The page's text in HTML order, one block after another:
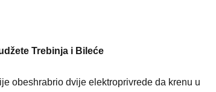
Trebinja i Bileće
obeshrabrio dvije elektroprivrede da krenu u